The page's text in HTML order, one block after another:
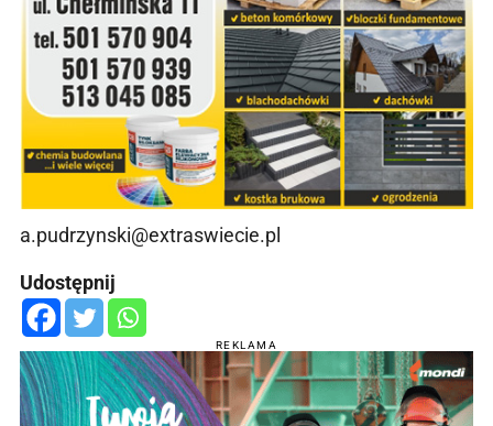
a.pudrzynski@extraswiecie.pl
Udostępnij
REKLAMA